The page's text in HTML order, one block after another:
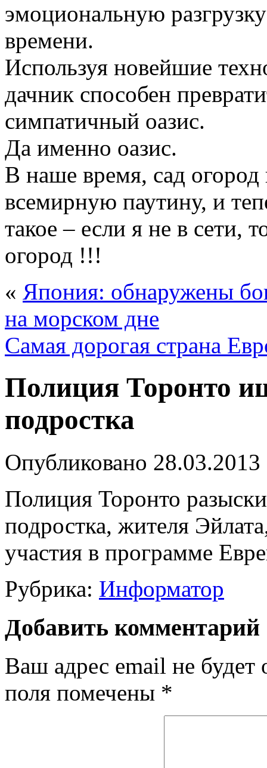
эмоциональную
времени.
Используя новейшие
дачник способен
симпатичный оазис.
Да именно оазис.
В наше время, сад огород
всемирную паутину, и
такое – если я не в сети,
огород !!!
« Япония: обнаружены
на морском дне
Самая дорогая страна
Полиция Торонто
подростка
Опубликовано 28.03.2013
Полиция Торонто
подростка, жителя
участия в программе
Рубрика: Информатор
Добавить комментарий
Ваш адрес email не будет
поля помечены *